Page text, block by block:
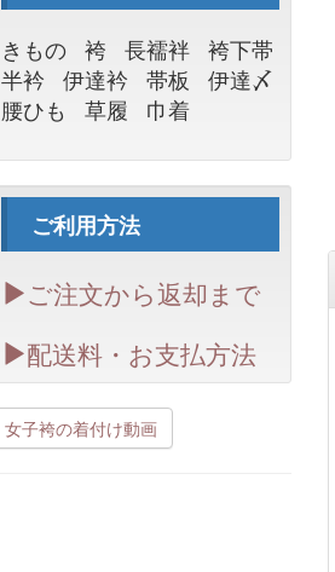
きもの 袴 長襦袢 袴下帯
半衿
伊達衿 帯板
伊達〆
腰ひも
草履 巾着
ご利用方法
ご注文から返却まで
配送料・お支払方法
女子袴の着付け動画